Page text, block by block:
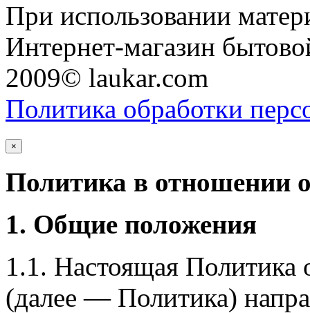
При использовании
Интернет-магазин
2009© laukar.com
Политика обработки
×
Политика в отношении
1. Общие положения
1.1. Настоящая Политика
(далее — Политика)